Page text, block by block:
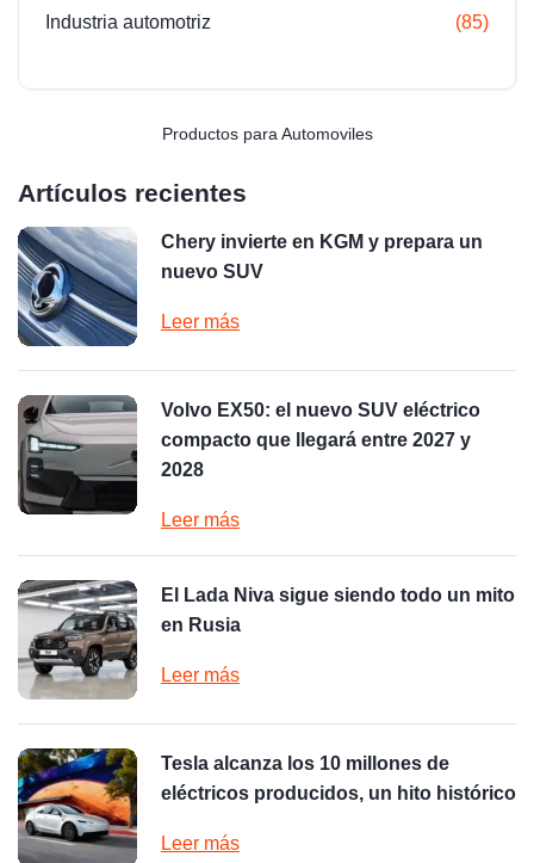
Industria automotriz (85)
Productos para Automoviles
Artículos recientes
Chery invierte en KGM y prepara un
nuevo SUV
Leer más
Volvo EX50: el nuevo SUV eléctrico
compacto que llegará entre 2027 y
2028
Leer más
El Lada Niva sigue siendo todo un mito
en Rusia
Leer más
Tesla alcanza los 10 millones de
eléctricos producidos, un hito histórico
Leer más